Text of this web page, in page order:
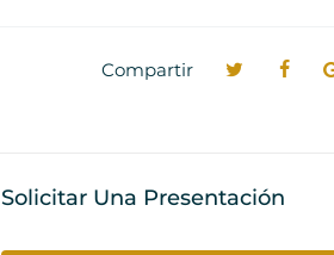
Compartir
Solicitar Una Presentación